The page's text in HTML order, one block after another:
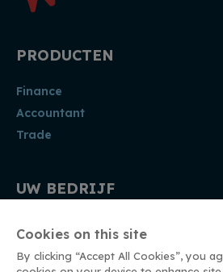
PRODUCTEN
Finance
Accountant
Trade
UW BEDRIJF
Vzw
Cookies on this site
By clicking “Accept All Cookies”, you